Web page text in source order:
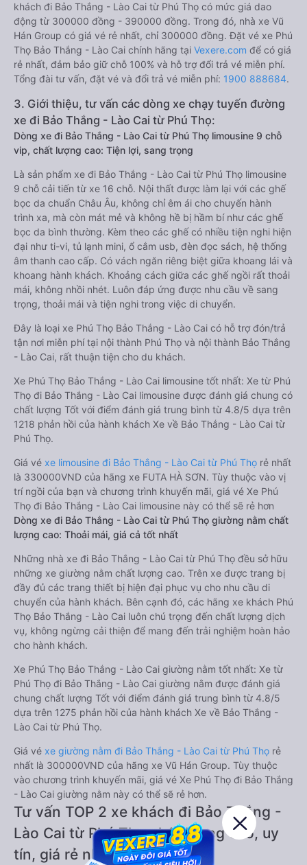
khách đi Bảo Thắng - Lào Cai từ Phú Thọ có mức giá dao
động từ 300000 đồng - 390000 đồng. Trong đó, nhà xe Vũ
Hán Group có giá vé rẻ nhất, chỉ 300000 đồng. Đặt vé xe Phú
Thọ Bảo Thắng - Lào Cai chính hãng tại Vexere.com để có giá
rẻ nhất, đảm bảo giữ chỗ 100% và hỗ trợ đổi trả vé miễn phí.
Tổng đài tư vấn, đặt vé và đổi trả vé miễn phí: 1900 888684.
3. Giới thiệu, tư vấn các dòng xe chạy tuyến đường
xe đi Bảo Thắng - Lào Cai từ Phú Thọ:
Dòng xe đi Bảo Thắng - Lào Cai từ Phú Thọ limousine 9 chỗ
vip, chất lượng cao: Tiện lợi, sang trọng
Là sản phẩm xe đi Bảo Thắng - Lào Cai từ Phú Thọ limousine
9 chỗ cải tiến từ xe 16 chỗ. Nội thất được làm lại với các ghế
bọc da chuẩn Châu Âu, không chỉ êm ái cho chuyến hành
trình xa, mà còn mát mẻ và không hề bị hầm bí như các ghế
bọc da bình thường. Kèm theo các ghế có nhiều tiện nghi hiện
đại như ti-vi, tủ lạnh mini, ổ cắm usb, đèn đọc sách, hệ thống
âm thanh cao cấp. Có vách ngăn riêng biệt giữa khoang lái và
khoang hành khách. Khoảng cách giữa các ghế ngồi rất thoải
mái, không nhồi nhét. Luôn đáp ứng được nhu cầu về sang
trọng, thoải mái và tiện nghi trong việc di chuyển.
Đây là loại xe Phú Thọ Bảo Thắng - Lào Cai có hỗ trợ đón/trả
tận nơi miễn phí tại nội thành Phú Thọ và nội thành Bảo Thắng
- Lào Cai, rất thuận tiện cho du khách.
Xe Phú Thọ Bảo Thắng - Lào Cai limousine tốt nhất: Xe từ Phú
Thọ đi Bảo Thắng - Lào Cai limousine được đánh giá chung có
chất lượng Tốt với điểm đánh giá trung bình từ 4.8/5 dựa trên
1218 phản hồi của hành khách Xe về Bảo Thắng - Lào Cai từ
Phú Thọ.
Giá vé xe limousine đi Bảo Thắng - Lào Cai từ Phú Thọ rẻ nhất
là 330000VND của hãng xe FUTA HÀ SƠN. Tùy thuộc vào vị
trí ngồi của bạn và chương trình khuyến mãi, giá vé Xe Phú
Thọ đi Bảo Thắng - Lào Cai limousine này có thể sẽ rẻ hơn
Dòng xe đi Bảo Thắng - Lào Cai từ Phú Thọ giường nằm chất
lượng cao: Thoải mái, giá cả tốt nhất
Những nhà xe đi Bảo Thắng - Lào Cai từ Phú Thọ đều sở hữu
những xe giường nằm chất lượng cao. Trên xe được trang bị
đầy đủ các trang thiết bị hiện đại phục vụ cho nhu cầu di
chuyển của hành khách. Bên cạnh đó, các hãng xe khách Phú
Thọ Bảo Thắng - Lào Cai luôn chú trọng đến chất lượng dịch
vụ, không ngừng cải thiện để mang đến trải nghiệm hoàn hảo
cho hành khách.
Xe Phú Thọ Bảo Thắng - Lào Cai giường nằm tốt nhất: Xe từ
Phú Thọ đi Bảo Thắng - Lào Cai giường nằm được đánh giá
chung chất lượng Tốt với điểm đánh giá trung bình từ 4.8/5
dựa trên 1275 phản hồi của hành khách Xe về Bảo Thắng -
Lào Cai từ Phú Thọ.
Giá vé xe giường nằm đi Bảo Thắng - Lào Cai từ Phú Thọ rẻ
nhất là 300000VND của hãng xe Vũ Hán Group. Tùy thuộc
vào chương trình khuyến mãi, giá vé Xe Phú Thọ đi Bảo Thắng
- Lào Cai giường nằm này có thể sẽ rẻ hơn.
Tư vấn TOP 2 xe khách đi Bảo Thắng -
Lào Cai từ Phú Thọ chất lượng cao, uy
tín, giá rẻ nhất 08/2026